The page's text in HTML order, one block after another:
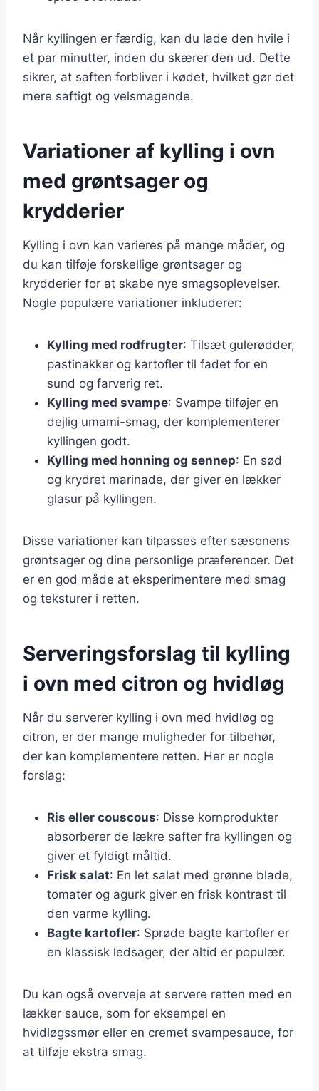
Når kyllingen er færdig, kan du lade den hvile i
et par minutter, inden du skærer den ud. Dette
sikrer, at saften forbliver i kødet, hvilket gør det
mere saftigt og velsmagende.
Variationer af kylling i ovn
med grøntsager og
krydderier
Kylling i ovn kan varieres på mange måder, og
du kan tilføje forskellige grøntsager og
krydderier for at skabe nye smagsoplevelser.
Nogle populære variationer inkluderer:
Kylling med rodfrugter: Tilsæt gulerødder,
pastinakker og kartofler til fadet for en
sund og farverig ret.
Kylling med svampe: Svampe tilføjer en
dejlig umami-smag, der komplementerer
kyllingen godt.
Kylling med honning og sennep: En sød
og krydret marinade, der giver en lækker
glasur på kyllingen.
Disse variationer kan tilpasses efter sæsonens
grøntsager og dine personlige præferencer. Det
er en god måde at eksperimentere med smag
og teksturer i retten.
Serveringsforslag til kylling
i ovn med citron og hvidløg
Når du serverer kylling i ovn med hvidløg og
citron, er der mange muligheder for tilbehør,
der kan komplementere retten. Her er nogle
forslag:
Ris eller couscous: Disse kornprodukter
absorberer de lækre safter fra kyllingen og
giver et fyldigt måltid.
Frisk salat: En let salat med grønne blade,
tomater og agurk giver en frisk kontrast til
den varme kylling.
Bagte kartofler: Sprøde bagte kartofler er
en klassisk ledsager, der altid er populær.
Du kan også overveje at servere retten med en
lækker sauce, som for eksempel en
hvidløgssmør eller en cremet svampesauce, for
at tilføje ekstra smag.